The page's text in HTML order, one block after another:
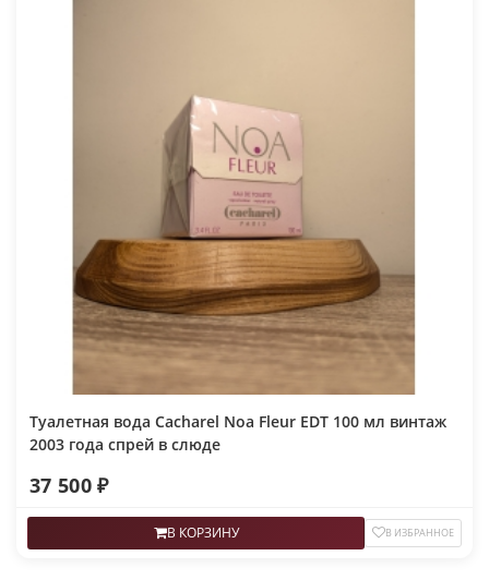
Туалетная вода Cacharel Noa Fleur EDT 100 мл винтаж
2003 года спрей в слюде
37 500 ₽
В КОРЗИНУ В ИЗБРАННОЕ